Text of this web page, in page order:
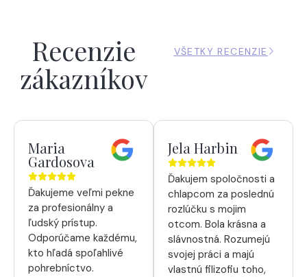
Recenzie
zákazníkov
VŠETKY RECENZIE
Maria
Gardosova
Ďakujeme veľmi pekne
za profesionálny a
ľudský prístup.
Odporúčame každému,
kto hľadá spoľahlivé
pohrebníctvo.
Jela Harbin
Ďakujem spoločnosti a
chlapcom za poslednú
rozlúčku s mojim
otcom. Bola krásna a
slávnostná. Rozumejú
svojej práci a majú
vlastnú filizofiu toho,